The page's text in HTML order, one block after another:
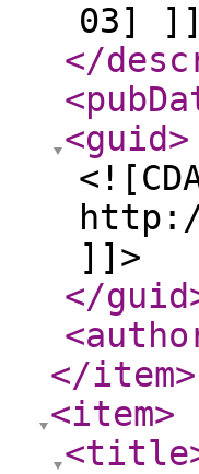
03]
</
<guid>
http://
]]>
</guid
</item>
<item>
<title